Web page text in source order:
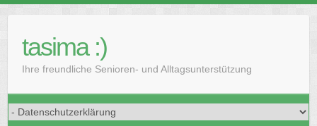
contenttasima :)
Ihre freundliche Senioren- und Alltagsunterstützung